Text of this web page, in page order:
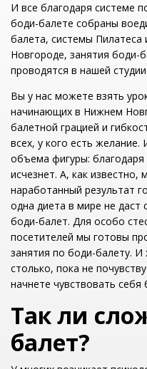
И все благодаря системе
боди-балете собраны
балета, системы
Новгороде, занятия боди-
проводятся в нашей
Вы у нас можете взять
начинающих в Нижнем
балетной грацией и
всех, у кого есть
объема фигуры:
исчезнет. А, как
наработанный результат
одна диета в мире не даст
боди-балет. Для особо
посетителей мы готовы
занятия по боди-балету.
столько, пока не
начнете чувствовать себя
Так ли
балет?